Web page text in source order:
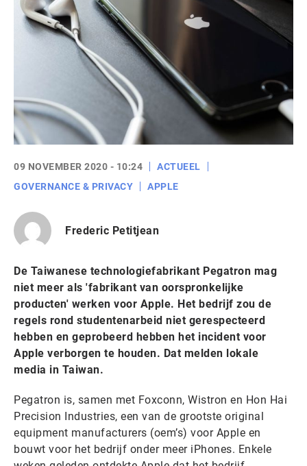
09 NOVEMBER 2020 - 10:24
ACTUEEL
GOVERNANCE & PRIVACY
APPLE
Frederic Petitjean
De Taiwanese technologiefabrikant Pegatron mag
niet meer als 'fabrikant van oorspronkelĳke
producten' werken voor Apple. Het bedrijf zou de
regels rond studentenarbeid niet gerespecteerd
hebben en geprobeerd hebben het incident voor
Apple verborgen te houden. Dat melden lokale
media in Taiwan.
Pegatron is, samen met Foxconn, Wistron en Hon Hai
Precision Industries, een van de grootste original
equipment manufacturers (oem’s) voor Apple en
bouwt voor het bedrijf onder meer iPhones. Enkele